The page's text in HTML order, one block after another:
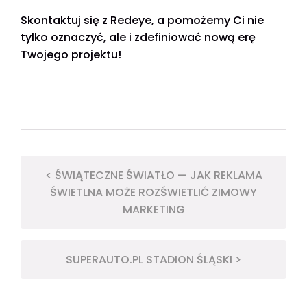
Skontaktuj się z Redeye, a pomożemy Ci nie
tylko oznaczyć, ale i zdefiniować nową erę
Twojego projektu!
< ŚWIĄTECZNE ŚWIATŁO — JAK REKLAMA
ŚWIETLNA MOŻE ROZŚWIETLIĆ ZIMOWY
MARKETING
SUPERAUTO.PL STADION ŚLĄSKI >